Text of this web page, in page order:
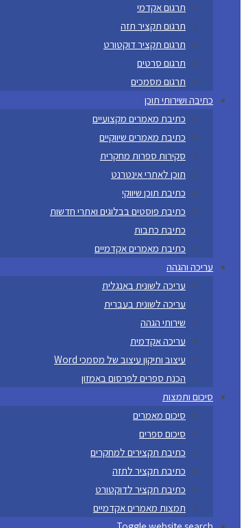
תרגום אקדמי
תרגום תקציר תזה
תרגום תקציר דוקטורט
תרגום סרטים
תרגום מסמכים
כתיבה ושירותי תוכן
כתיבת מאמרים מקצועיים
כתיבת מאמרים שיווקיים
סקירות ספרות מחקרית
תוכן לאתרי אינטרנט
כתיבת תוכן שיווקי
כתיבת פוסטים בבלוגים ואתרי חדשות
כתיבת כתבות
כתיבת מאמרים אקדמיים
עריכה והגהה
עריכה לשונית באנגלית
עריכה לשונית בעברית
שירותי הגהה
עריכה אקדמית
עיצוב ותיקון עיצוב של מסמכי Word
הכנת ספרים לפרסום באמזון
סיכום ותמצות
סיכום מאמרים
סיכום ספרים
כתיבת תקצירים למחקרים
כתיבת תקציר לתזה
כתיבת תקציר לדוקטורט
תמצות מאמרים אקדמיים